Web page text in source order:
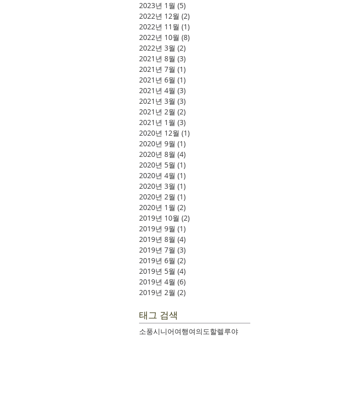
2023년 1월 (5)
2022년 12월 (2)
2022년 11월 (1)
2022년 10월 (8)
2022년 3월 (2)
2021년 8월 (3)
2021년 7월 (1)
2021년 6월 (1)
2021년 4월 (3)
2021년 3월 (3)
2021년 2월 (2)
2021년 1월 (3)
2020년 12월 (1)
2020년 9월 (1)
2020년 8월 (4)
2020년 5월 (1)
2020년 4월 (1)
2020년 3월 (1)
2020년 2월 (1)
2020년 1월 (2)
2019년 10월 (2)
2019년 9월 (1)
2019년 8월 (4)
2019년 7월 (3)
2019년 6월 (2)
2019년 5월 (4)
2019년 4월 (6)
2019년 2월 (2)
태그 검색
소풍시니어여행여의도할렐루야